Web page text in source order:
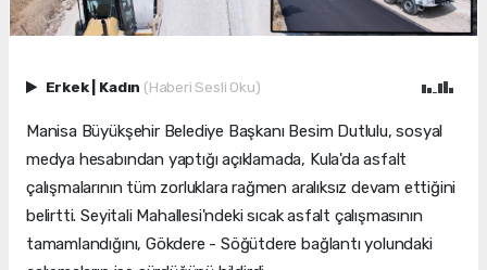
Erkek Kadın (Haberi Sesli Oku)
Manisa Büyükşehir Belediye Başkanı Besim Dutlulu, sosyal
medya hesabından yaptığı açıklamada, Kula'da asfalt
çalışmalarının tüm zorluklara rağmen aralıksız devam ettiğini
belirtti. Seyitali Mahallesi'ndeki sıcak asfalt çalışmasının
tamamlandığını, Gökdere - Söğütdere bağlantı yolundaki